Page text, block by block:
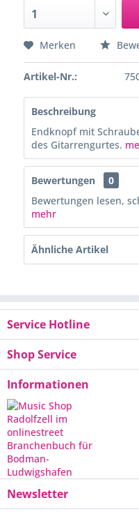
Merken
Artikel-Nr.:
Beschreibung
Endknopf mit
des Gitarrengurtes.
Bewertungen
0
Bewertungen lesen,
mehr
Ähnliche Artikel
Service Hotline
Shop Service
Informationen
Newsletter